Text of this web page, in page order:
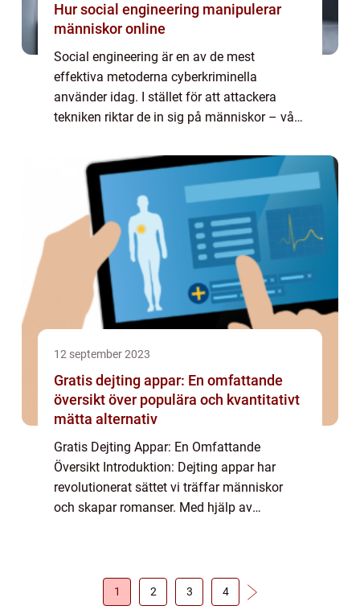
Hur social engineering manipulerar
människor online
Social engineering är en av de mest
effektiva metoderna cyberkriminella
använder idag. I stället för att attackera
tekniken riktar de in sig på människor – vår
12 september 2023
Gratis dejting appar: En omfattande
översikt över populära och kvantitativt
mätta alternativ
Gratis Dejting Appar: En Omfattande
Översikt Introduktion: Dejting appar har
revolutionerat sättet vi träffar människor
och skapar romanser. Med hjälp av
1 2 3 4